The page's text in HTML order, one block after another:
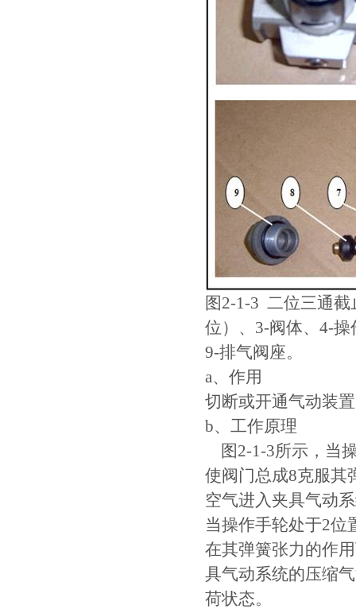
图2-1-3 二位三通
位）、3-阀体、4-
9-排气阀座。
a、作用
切断或开通气动装
b、工作原理
图2-1-3所示，当
使阀门总成8克服其
空气进入夹具气动
当操作手轮处于2位
在其弹簧张力的作
具气动系统的压缩
荷状态。